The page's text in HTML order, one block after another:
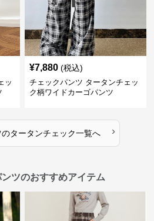
ッ
¥7,880 (税込)
チェックパンツ タータンチェッ
ク柄ワイドカーゴパンツ
のタータンチェック一覧へ ›
ツのおすすめアイテム